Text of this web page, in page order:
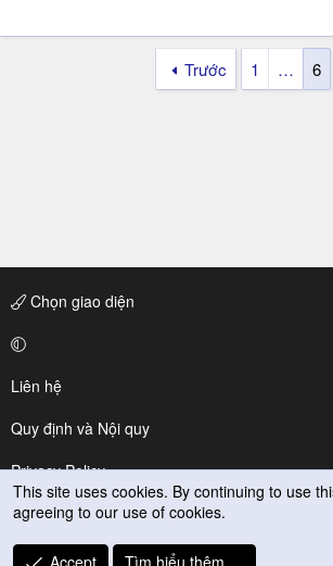
Trước 1 … 6
Chọn giao diện
Liên hệ
Quy định và Nội quy
Privacy Policy
Trợ giúp
R
This site uses cookies. By continuing to use
agreeing to our use of cookies.
Accept Tìm hiểu thêm.…